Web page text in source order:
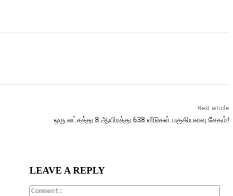
Next article
ஒரு லட்சத்து 8 ஆயிரத்து 638 வீடுகள் பகுதியளவு சேதம்!
LEAVE A REPLY